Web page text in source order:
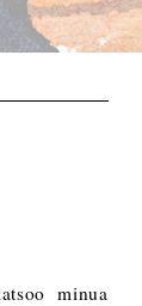
minua